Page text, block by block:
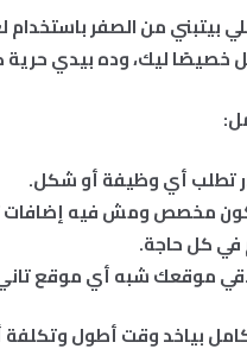
خصيصًا ليك، وده بيدي حرية
تطلب أي وظيفة أو شكل.
مخصص ومش فيه إضافات
في كل حاجة.
موقعك شبه أي موقع
بياخد وقت أطول